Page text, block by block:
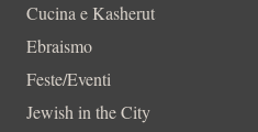
Cucina e Kasherut
Ebraismo
Feste/Eventi
Jewish in the City